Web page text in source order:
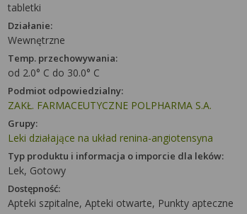
tabletki
Działanie:
Wewnętrzne
Temp. przechowywania:
od 2.0° C do 30.0° C
Podmiot odpowiedzialny:
ZAKŁ. FARMACEUTYCZNE POLPHARMA S.A.
Grupy:
Leki działające na układ renina-angiotensyna
Typ produktu i informacja o imporcie dla leków:
Lek, Gotowy
Dostępność:
Apteki szpitalne, Apteki otwarte, Punkty apteczne